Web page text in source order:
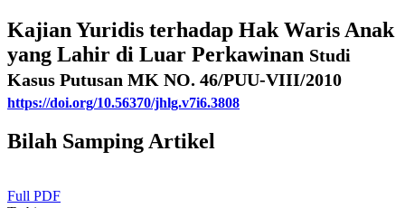
Kajian Yuridis terhadap Hak Waris Anak
yang Lahir di Luar Perkawinan Studi
Kasus Putusan MK NO. 46/PUU-VIII/2010
https://doi.org/10.56370/jhlg.v7i6.3808
Bilah Samping Artikel
Full PDF